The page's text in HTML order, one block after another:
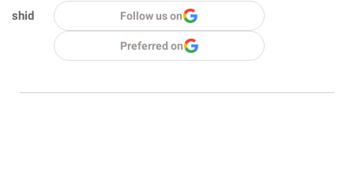
shid Follow us on
Preferred on